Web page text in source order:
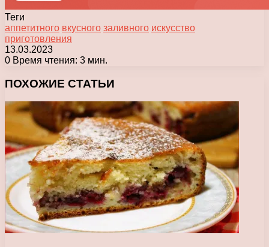
Теги
аппетитного вкусного заливного искусство
приготовления
13.03.2023
0 Время чтения: 3 мин.
ПОХОЖИЕ СТАТЬИ